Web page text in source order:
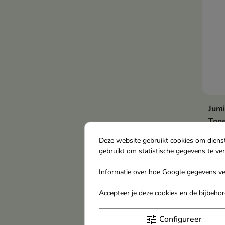
de
250
Deze website gebruikt cookies om
gebruikt om statistische gegevens te
Informatie over hoe Google gegevens
Accepteer je deze cookies en de
tune Configureer